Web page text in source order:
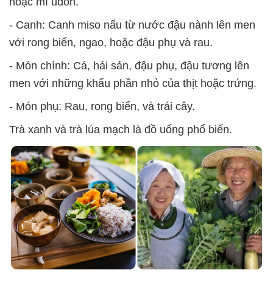
- Canh: Canh miso nấu từ nước đậu nành lên men
với rong biển, ngao, hoặc đậu phụ và rau.
- Món chính: Cá, hải sản, đậu phụ, đậu tương lên
men với những khẩu phần nhỏ của thịt hoặc trứng.
- Món phụ: Rau, rong biển, và trái cây.
Trà xanh và trà lúa mạch là đồ uống phổ biến.